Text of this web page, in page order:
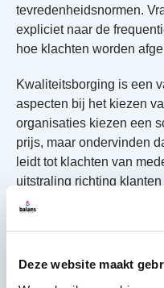
Deze website maakt
tevredenheidsnormen.
expliciet naar de
hoe klachten worden
Kwaliteitsborging is een
aspecten bij het kiezen
organisaties kiezen een
prijs, maar ondervinden
leidt tot klachten van
uitstraling richting
interne opvolging.
Concrete signalen dat